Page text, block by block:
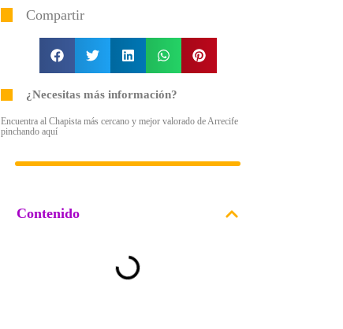
Compartir
¿Necesitas más información?
Encuentra al Chapista más cercano y mejor valorado de Arrecife
pinchando aquí
Contenido